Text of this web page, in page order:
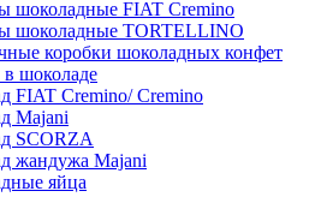
шоколадные FIAT Cremino
шоколадные TORTELLINO
коробки шоколадных конфет
шоколаде
FIAT Cremino/ Cremino
Majani
SCORZA
жандужа Majani
яйца